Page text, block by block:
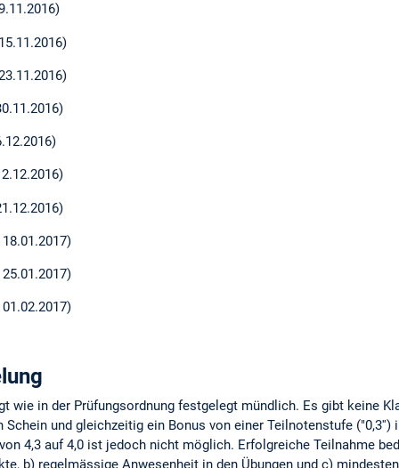
wie in der Prüfungsordnung festgelegt mündlich. Es gibt keine
Schein und gleichzeitig ein Bonus von einer Teilnotenstufe
4,3 auf 4,0 ist jedoch nicht möglich. Erfolgreiche Teilnahme
b) regelmässige Anwesenheit in den Übungen und c)